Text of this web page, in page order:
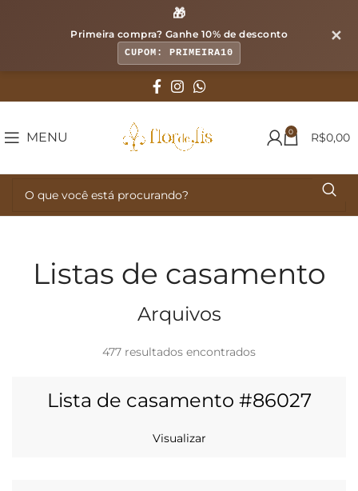
🎁
Primeira compra? Ganhe 10% de desconto
CUPOM: PRIMEIRA10
✕
MENU 0 R$0,00
Listas de casamento
Arquivos
477 resultados encontrados
Lista de casamento #86027
Visualizar